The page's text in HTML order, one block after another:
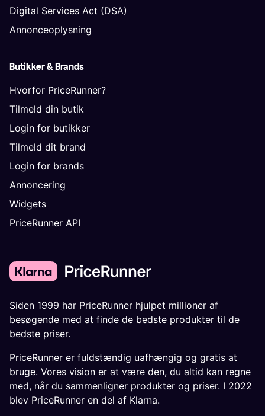
Digital Services Act (DSA)
Annonceoplysning
Butikker & Brands
Hvorfor PriceRunner?
Tilmeld din butik
Login for butikker
Tilmeld dit brand
Login for brands
Annoncering
Widgets
PriceRunner API
Siden 1999 har PriceRunner hjulpet millioner af
besøgende med at finde de bedste produkter til de
bedste priser.
PriceRunner er fuldstændig uafhængig og gratis at
bruge. Vores vision er at være den, du altid kan regne
med, når du sammenligner produkter og priser. I 2022
blev PriceRunner en del af Klarna.